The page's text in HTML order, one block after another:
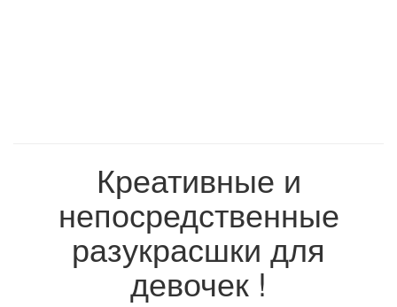
Креативные и
непосредственные
разукрасшки для
девочек !